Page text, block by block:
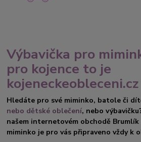
Výbavička pro
pro kojence to je
kojeneckeobleceni.cz
Hledáte pro své miminko, batole či
nebo dětské oblečení, nebo
našem internetovém obchodě
miminko je pro vás připraveno vždy k